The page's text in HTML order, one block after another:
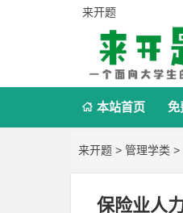
来开题
 本站首页 免
来开题 > 管理学类 >
保险业人